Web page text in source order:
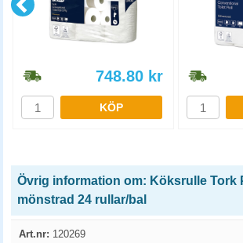
748.80 kr
KÖP
Övrig information om: Köksrulle Tork
mönstrad 24 rullar/bal
Art.nr: 120269